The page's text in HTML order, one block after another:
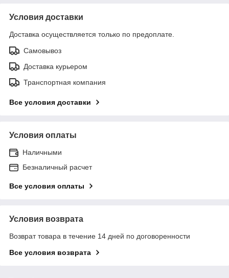
Условия доставки
Доставка осуществляется только по предоплате.
Самовывоз
Доставка курьером
Транспортная компания
Все условия доставки
Условия оплаты
Наличными
Безналичный расчет
Все условия оплаты
Условия возврата
Возврат товара в течение 14 дней по договоренности
Все условия возврата